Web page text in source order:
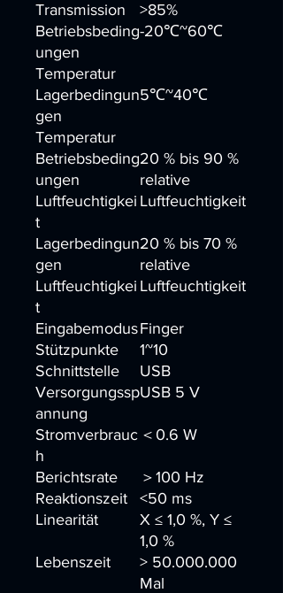
Transmission
>85%
Betriebsbeding
ungen
Temperatur
-20℃~60℃
Lagerbedingun
gen
Temperatur
5℃~40℃
Betriebsbeding
ungen
Luftfeuchtigkei
t
20 % bis 90 %
relative
Luftfeuchtigkeit
Lagerbedingun
gen
Luftfeuchtigkei
t
20 % bis 70 %
relative
Luftfeuchtigkeit
EingabemodusFinger
Stützpunkte
1~10
Schnittstelle
USB
Versorgungssp
annung
USB 5 V
Stromverbrauc
h
＜0.6 W
Berichtsrate
＞100 Hz
Reaktionszeit
<50 ms
Linearität
X ≤ 1,0 %, Y ≤
1,0 %
Lebenszeit
> 50.000.000
Mal